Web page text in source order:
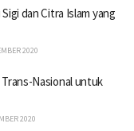
dan Citra Islam yang
2020
Nasional untuk
2020